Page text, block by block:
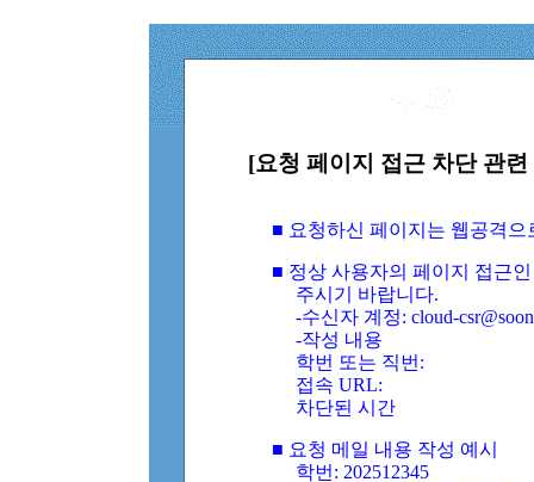
[요청 페이지 접근 차단 관
■ 요청하신 페이지는 웹공격
■ 정상 사용자의 페이지 접근
주시기 바랍니다.
-수신자 계정: cloud-
-작성 내용
학번 또는 직번:
접속 URL:
차단된 시간
■ 요청 메일 내용 작성 예시
학번: 202512345